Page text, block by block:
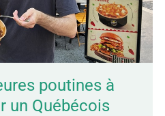
poutines à
un Québécois